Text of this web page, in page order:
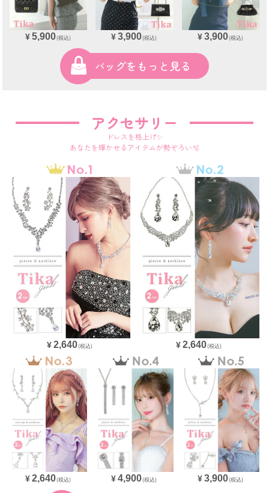
¥ 5,900(税込) ¥ 3,900(税込) ¥3,900(税込)
バッグをもっと見る
アクセサリー
ドレスを格上げ✨
あなたを輝かせるアイテムが勢ぞろい🫧
¥ 2,640(税込) ¥2,640(税込)
¥ 2,640(税込) ¥ 4,900(税込) ¥3,900(税込)